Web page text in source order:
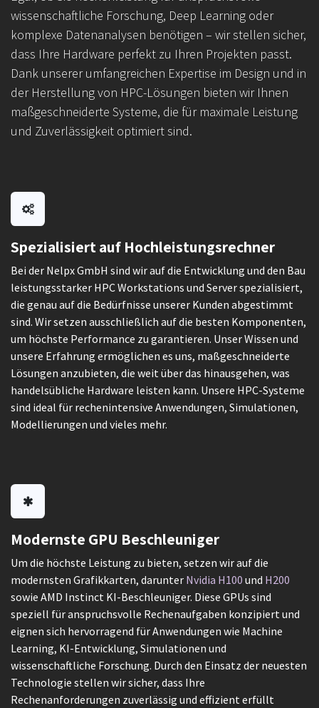
wissenschaftliche Forschung, Deep Learning oder
komplexe Datenanalysen benötigen – wir stellen sicher,
dass Ihre Hardware perfekt zu Ihren Projekten passt.
Dank unserer umfangreichen Expertise im Design und in
der Herstellung von HPC-Lösungen bieten wir Ihnen
maßgeschneiderte Systeme, die für maximale Leistung
und Zuverlässigkeit optimiert sind.
Spezialisiert auf Hochleistungsrechner
Bei der Nelpx GmbH sind wir auf die Entwicklung und den Bau
leistungsstarker HPC Workstations und Server spezialisiert,
die genau auf die Bedürfnisse unserer Kunden abgestimmt
sind. Wir setzen ausschließlich auf die besten Komponenten,
um höchste Performance zu garantieren. Unser Wissen und
unsere Erfahrung ermöglichen es uns, maßgeschneiderte
Lösungen anzubieten, die weit über das hinausgehen, was
handelsübliche Hardware leisten kann. Unsere HPC-Systeme
sind ideal für rechenintensive Anwendungen, Simulationen,
Modellierungen und vieles mehr.
Modernste GPU Beschleuniger
Um die höchste Leistung zu bieten, setzen wir auf die
modernsten Grafikkarten, darunter Nvidia H100 und H200
sowie AMD Instinct KI-Beschleuniger. Diese GPUs sind
speziell für anspruchsvolle Rechenaufgaben konzipiert und
eignen sich hervorragend für Anwendungen wie Machine
Learning, KI-Entwicklung, Simulationen und
wissenschaftliche Forschung. Durch den Einsatz der neuesten
Technologie stellen wir sicher, dass Ihre
Rechenanforderungen zuverlässig und effizient erfüllt